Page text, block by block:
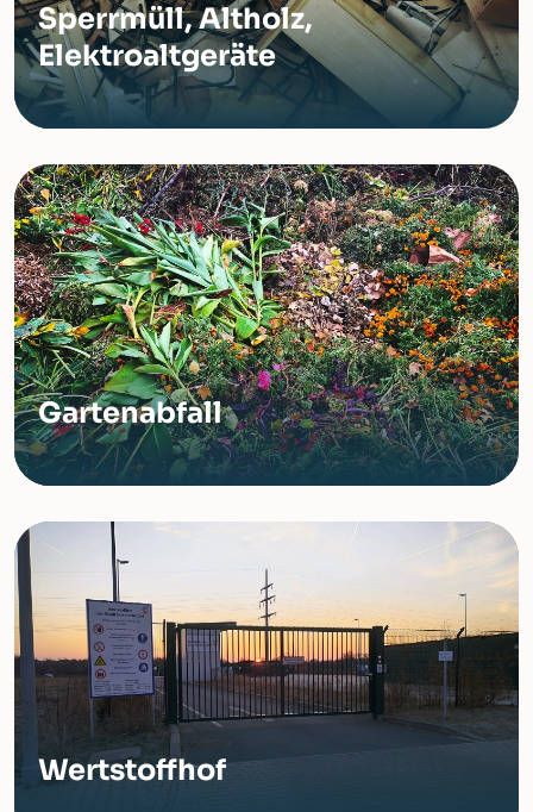
Sperrmüll, Altholz,
Elektroaltgeräte
Gartenabfall
Wertstoffhof